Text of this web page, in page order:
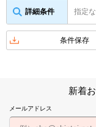
詳細条件 指定
条件保存
新着
メールアドレス